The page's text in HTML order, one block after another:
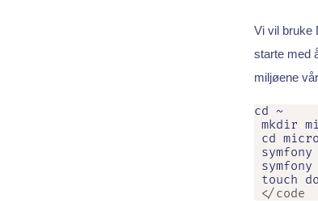
Vi vil bruke
starte med
miljøene
cd ~
mkdir
cd
touch
</code